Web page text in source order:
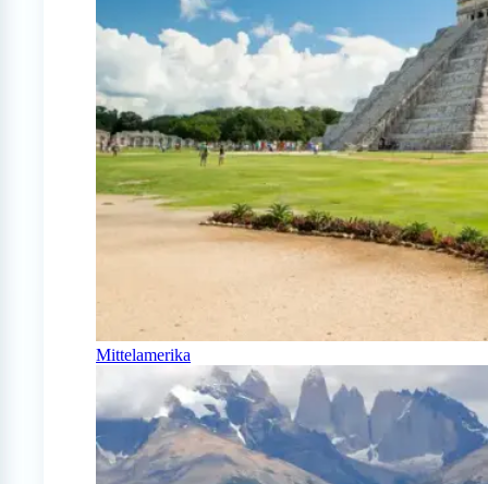
Mittelamerika